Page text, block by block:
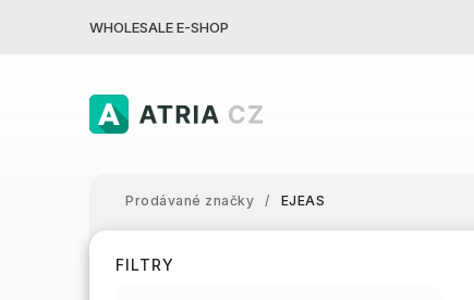
WHOLESALE E-SHOP
Prodávané značky / EJEAS
FILTRY